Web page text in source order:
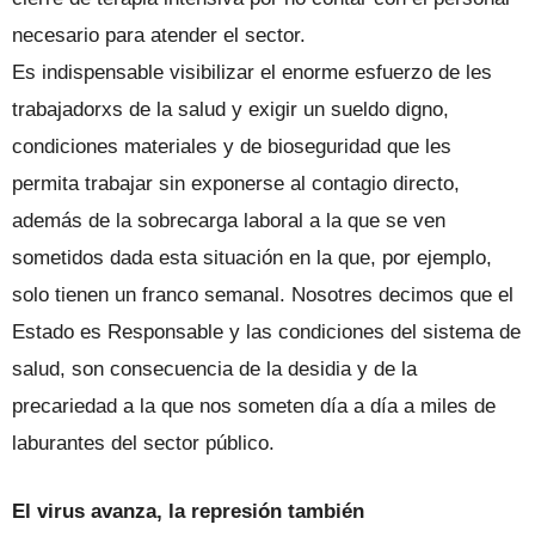
necesario para atender el sector.
Es indispensable visibilizar el enorme esfuerzo de les
trabajadorxs de la salud y exigir un sueldo digno,
condiciones materiales y de bioseguridad que les
permita trabajar sin exponerse al contagio directo,
además de la sobrecarga laboral a la que se ven
sometidos dada esta situación en la que, por ejemplo,
solo tienen un franco semanal. Nosotres decimos que el
Estado es Responsable y las condiciones del sistema de
salud, son consecuencia de la desidia y de la
precariedad a la que nos someten día a día a miles de
laburantes del sector público.
El virus avanza, la represión también